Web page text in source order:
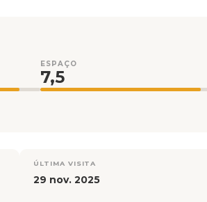
ESPAÇO
7,5
ÚLTIMA VISITA
29 nov. 2025